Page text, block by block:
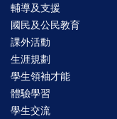
輔導及支援
國民及公民教育
課外活動
生涯規劃
學生領袖才能
體驗學習
學生交流